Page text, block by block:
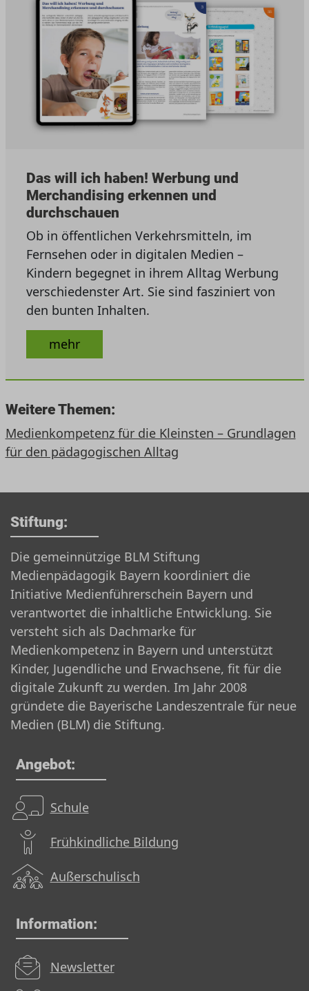
Das will ich haben! Werbung und
Merchandising erkennen und
durchschauen
Ob in öffentlichen Verkehrsmitteln, im
Fernsehen oder in digitalen Medien –
Kindern begegnet in ihrem Alltag Werbung
verschiedenster Art. Sie sind fasziniert von
den bunten Inhalten.
mehr
Weitere Themen:
Medienkompetenz für die Kleinsten – Grundlagen
für den pädagogischen Alltag
Stiftung:
Die gemeinnützige BLM Stiftung
Medienpädagogik Bayern koordiniert die
Initiative Medienführerschein Bayern und
verantwortet die inhaltliche Entwicklung. Sie
versteht sich als Dachmarke für
Medienkompetenz in Bayern und unterstützt
Kinder, Jugendliche und Erwachsene, fit für die
digitale Zukunft zu werden. Im Jahr 2008
gründete die Bayerische Landeszentrale für neue
Medien (BLM) die Stiftung.
Angebot:
Schule
Frühkindliche Bildung
Außerschulisch
Information:
Newsletter